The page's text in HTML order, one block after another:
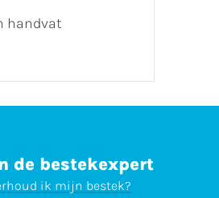
handvat
de bestekexpert
ik mijn bestek?